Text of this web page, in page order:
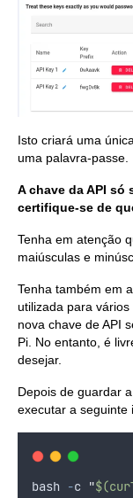
Isto criará uma
uma palavra-passe.
A chave da API só
certifique-se de
Tenha em atenção
maiúsculas e
Tenha também em
utilizada para
nova chave de API
Pi. No entanto, é
desejar.
Depois de guardar
executar a seguinte
bash -c "